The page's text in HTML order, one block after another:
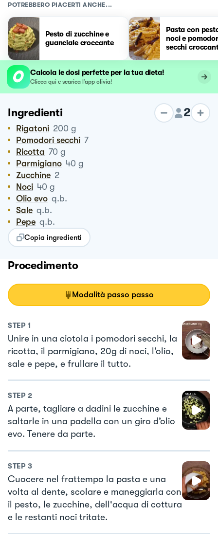
POTREBBERO PIACERTI ANCHE...
Pesto di zucchine e
guanciale croccante
Pasta con
noci e
secchi
Calcola le dosi perfette per la tua dieta!
Clicca qui e scarica l’app olivia!
Ingredienti 2
Rigatoni 200 g
Pomodori secchi 7
Ricotta 70 g
Parmigiano 40 g
Zucchine 2
Noci 40 g
Olio evo q.b.
Sale q.b.
Pepe q.b.
Copia ingredienti
Procedimento
Modalità passo passo
STEP 1
Unire in una ciotola i pomodori secchi, la
ricotta, il parmigiano, 20g di noci, l’olio,
sale e pepe, e frullare il tutto.
STEP 2
A parte, tagliare a dadini le zucchine e
saltarle in una padella con un giro d’olio
evo. Tenere da parte.
STEP 3
Cuocere nel frattempo la pasta e una
volta al dente, scolare e maneggiarla con
il pesto, le zucchine, dell'acqua di cottura
e le restanti noci tritate.